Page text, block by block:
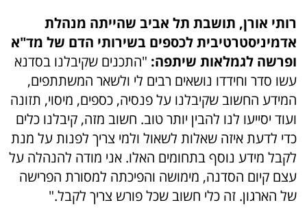
רותי אורן, תושבת תל אביב שהייתה מנהלת
אדמיניסטרטיבית לכספים בשירותי הדם של מד"א
ופרשה לגמלאות שיתפה: "התכנים שקיבלנו בסדנא
עשו סדר וחידדו נושאים רבים לי ולשאר המשתתפים,
המידע החשוב שקיבלנו על פנסיה, כספים, מיסוי, תזונה
ועוד יסייעו לנו להבין יותר טוב. חשוב מזה, קיבלנו כלים
כדי לדעת איזה שאלות לשאול ולמי צריך לפנות על מנת
לקבל מידע נוסף בתחומים האלו. אני מודה להנהלה על
עצם קיום הסדנה, מימושה והפיכתה למסורת הפרישה
של הארגון. זה כלי חשוב שכל פורש צריך לקבל."